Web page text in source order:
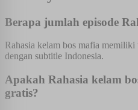
Berapa jumlah episode
Rahasia kelam bos mafia memiliki
dengan subtitle Indonesia.
Apakah Rahasia kelam
gratis?